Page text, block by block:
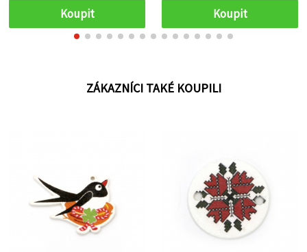
středové korálky na
jedinečné šperky a
kreativní tvoření
Koupit Koupit
ZÁKAZNÍCI TAKÉ KOUPILI